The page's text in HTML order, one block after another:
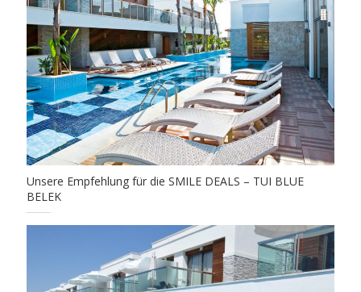
Unsere Empfehlung für die SMILE DEALS – TUI BLUE
BELEK